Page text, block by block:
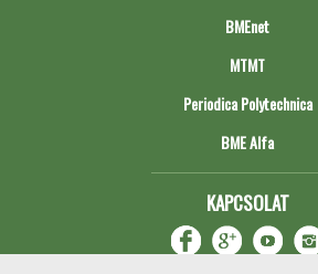
BMEnet
MTMT
Periodica Polytechnica
BME Alfa
KAPCSOLAT